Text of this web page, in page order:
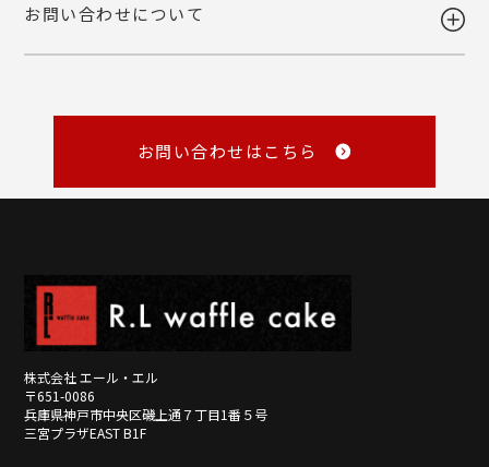
社までご連絡ください。 配送中の事故に関しましても交換いたしま
詳しくみる
・各種クレジットカード
・Amazon Pay
・NP掛け払い
お問い合わせについて
master@rl-waffle.co.jp
（10：00～16：00 ※土曜・日曜・祝日定休日）
お問い合わせはこちら
株式会社 エール・エル
〒651-0086
兵庫県神戸市中央区磯上通７丁目1番５号
三宮プラザEAST B1F